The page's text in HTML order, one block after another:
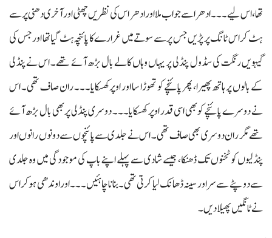
تھا، اس لیے۔۔۔ ادھر اسے جواب ملا اور ادھر اس کی نظریں چھٹی اور آخری دھنی پر سے
ہٹ کر اس ٹانگ پر پڑیں جس پر سے سوتے میں غرارے کا پائنچہ ہٹ گیا تھا اور جس کی
گیہویں رنگت کی سڈول پنڈلی پر یہاں وہاں کالے بال بڑھ آئے تھے۔ اس نے پنڈلی
کے بالوں پر ہاتھ پھیرا، پھر پائنچے کو تھوڑا سا اور اوپر کھسکایا۔۔۔ ران صاف تھی۔ اس
نے دوسرے پائنچے کو بھی اسی قدر اوپر کھسکایا۔۔۔ دوسری پنڈلی پر بھی بال بڑھ آئے
تھے مگر ران دوسری بھی صاف تھی۔ اس نے جلدی سے پائنچوں سے دونوں رانوں اور
پنڈلیوں کو ٹخنوں تک ڈھنکا، جیسے شادی سے پہلے اپنے باپ کی موجودگی میں وہ جلدی
سے دوپٹے سے سر اور سینہ ڈھانک لیا کرتی تھی۔ بنانا چاہئیں۔۔۔ اور اوندھی ہوکر اس
نے ٹانگیں پھیلا دیں۔